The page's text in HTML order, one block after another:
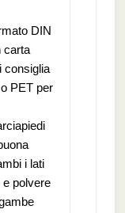
DIN
carta
consiglia
PET per
i lati
e polvere